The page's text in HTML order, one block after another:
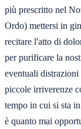
più prescritto nel
Ordo) mettersi in
recitare l'atto di
per purificare la
eventuali distrazioni
piccole irriverenze
tempo in cui si sta
è quanto mai